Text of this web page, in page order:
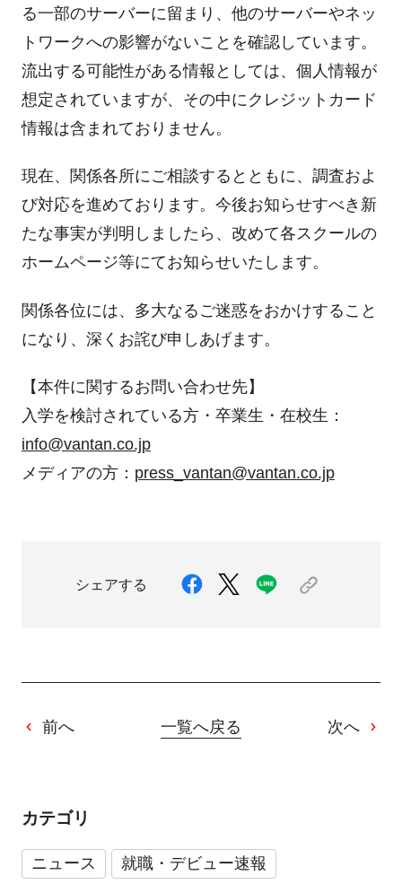
る一部のサーバーに留まり、他のサーバーやネッ
トワークへの影響がないことを確認しています。
流出する可能性がある情報としては、個人情報が
想定されていますが、その中にクレジットカード
情報は含まれておりません。
現在、関係各所にご相談するとともに、調査およ
び対応を進めております。今後お知らせすべき新
たな事実が判明しましたら、改めて各スクールの
ホームページ等にてお知らせいたします。
関係各位には、多大なるご迷惑をおかけすること
になり、深くお詫び申しあげます。
【本件に関するお問い合わせ先】
入学を検討されている方・卒業生・在校生：
info@vantan.co.jp
メディアの方： press_vantan@vantan.co.jp
シェアする
前へ 一覧へ戻る 次へ
カテゴリ
ニュース
就職・デビュー速報